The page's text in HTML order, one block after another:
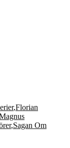
,Florian
,Sagan Om